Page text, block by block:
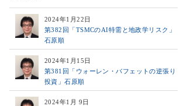
2024年1月22日
第382回「TSMCのAI特需と地政学リスク」
石原順
2024年1月15日
第381回「ウォーレン・バフェットの逆張り
投資」石原順
2024年1月 9日